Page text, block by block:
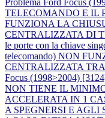
TELECOMANDO E IL
FUNZIONA LA
CENTRALIZZATA DI
le porte con la chiave
telecomando) NON
CENTRALIZZATA
Focus (1998>2004)
NON TIENE IL
ACCELERATA IN 1
A SPEGNERSI E AGLI